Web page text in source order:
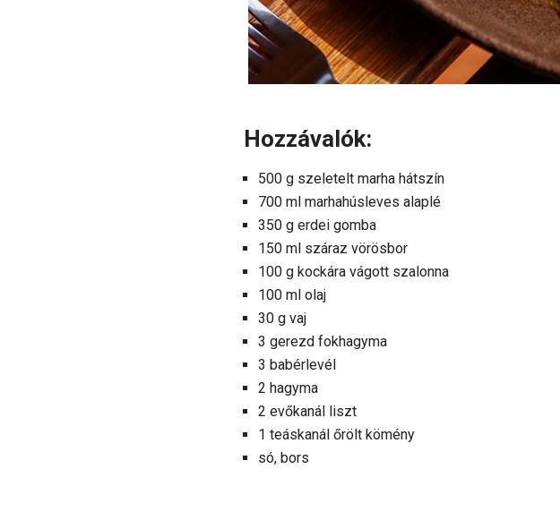
Hozzávalók:
500 g szeletelt marha hátszín
700 ml marhahúsleves alaplé
350 g erdei gomba
150 ml száraz vörösbor
100 g kockára vágott szalonna
100 ml olaj
30 g vaj
3 gerezd fokhagyma
3 babérlevél
2 hagyma
2 evőkanál liszt
1 teáskanál őrölt kömény
só, bors